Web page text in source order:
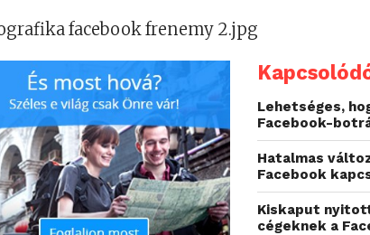
Lehetséges,
Facebook-
Hatalmas
Facebook
Kiskaput
cégeknek a